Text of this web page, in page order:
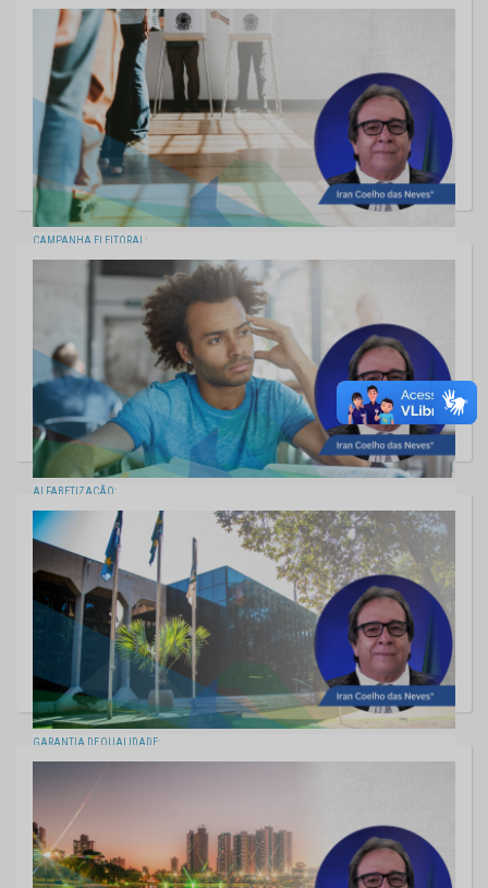
SERVIÇO PÚBLICO E DEMOCRACIA
23/09/2022
CAMPANHA ELEITORAL:
QUE A SENSATEZ PERMANEÇA
16/09/2022
ALFABETIZAÇÃO:
O NOSSO DEVER DE CASA
09/09/2022
GARANTIA DE QUALIDADE:
RECONHECIMENTO E ESTÍMULO
02/09/2022